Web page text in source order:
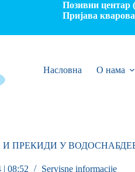
Позивни центар
Пријава
Насловна О нама
ПРЕКИДИ У
| 08:52 Servisne informacije